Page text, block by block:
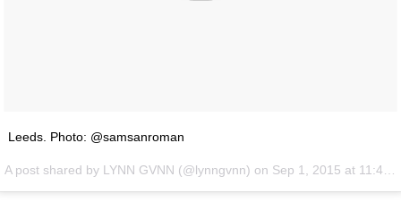
Leeds. Photo: @samsanroman
A post shared by LYNN GVNN (@lynngvnn) on Sep 1, 2015 at 11:49am PDT